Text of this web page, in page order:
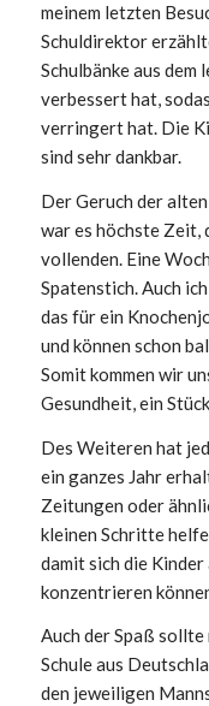
meinem letzten
Schuldirektor
Schulbänke aus
verbessert hat,
verringert hat. Die
sind sehr dankbar.
Der Geruch der
war es höchste Zeit,
vollenden. Eine
Spatenstich. Auch
das für ein
und können schon
Somit kommen wir
Gesundheit, ein
Des Weiteren hat
ein ganzes Jahr
Zeitungen oder
kleinen Schritte
damit sich die
konzentrieren
Auch der Spaß sollte
Schule aus
den jeweiligen